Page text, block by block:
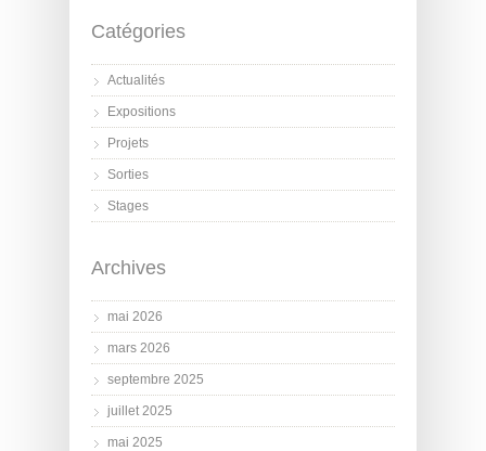
Catégories
Actualités
Expositions
Projets
Sorties
Stages
Archives
mai 2026
mars 2026
septembre 2025
juillet 2025
mai 2025